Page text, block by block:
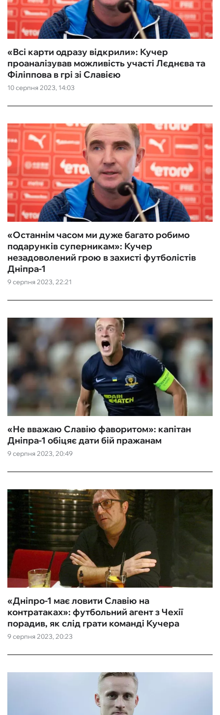
10 серпня 2023, 14:03
«Всі карти одразу відкрили»: Кучер
проаналізував можливість участі Лєднєва та
Філіппова в грі зі Славією
9 серпня 2023, 22:21
«Останнім часом ми дуже багато робимо
подарунків суперникам»: Кучер
незадоволений грою в захисті футболістів
Дніпра-1
9 серпня 2023, 20:49
«Не вважаю Славію фаворитом»: капітан
Дніпра-1 обіцяє дати бій пражанам
9 серпня 2023, 20:23
«Дніпро-1 має ловити Славію на
контратаках»: футбольний агент з Чехії
порадив, як слід грати команді Кучера